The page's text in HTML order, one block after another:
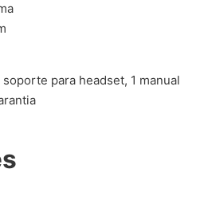
para headset, 1 manual